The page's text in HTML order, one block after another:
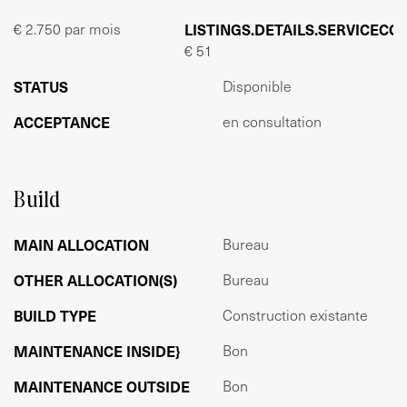
102,50m² kantoorruimte verdeeld over de bel-etage,
eerste en tweede verdieping van het gebouw gelegen in
het achterhuis
Staat van oplevering:
- Lamelparketvloer;
- Diverse vaste verlichting;
- Kabelgoten met data- en elektra-aansluitingen;
- Gedeelde pantry.
Minimaal 2 jaar.
€ 2.750,- per maand, excl. BTW
€ 2.750 par mois
€ 51
STATUS Disponible
ACCEPTANCE en consultation
Build
MAIN ALLOCATION Bureau
OTHER ALLOCATION(S) Bureau
BUILD TYPE Construction existante
MAINTENANCE INSIDE} Bon
MAINTENANCE OUTSIDE Bon